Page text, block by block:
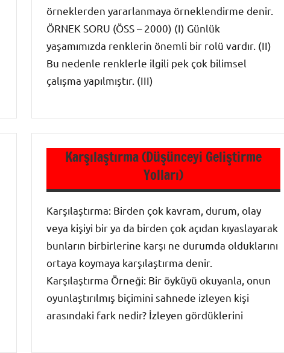
örneklerden yararlanmaya örneklendirme denir.
ÖRNEK SORU (ÖSS – 2000) (I) Günlük
yaşamımızda renklerin önemli bir rolü vardır. (II)
Bu nedenle renklerle ilgili pek çok bilimsel
çalışma yapılmıştır. (III)
Karşılaştırma (Düşünceyi Geliştirme
Yolları)
Karşılaştırma: Birden çok kavram, durum, olay
veya kişiyi bir ya da birden çok açıdan kıyaslayarak
bunların birbirlerine karşı ne durumda olduklarını
ortaya koymaya karşılaştırma denir.
Karşılaştırma Örneği: Bir öyküyü okuyanla, onun
oyunlaştırılmış biçimini sahnede izleyen kişi
arasındaki fark nedir? İzleyen gördüklerini